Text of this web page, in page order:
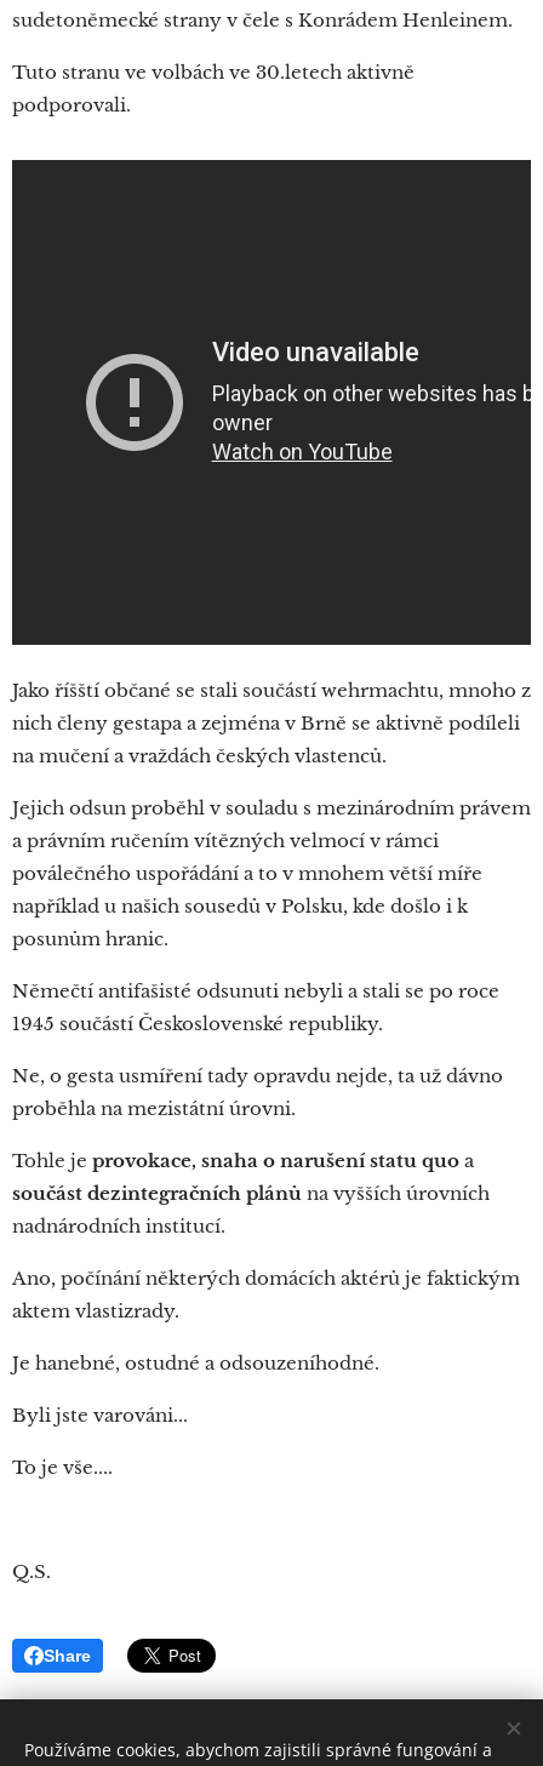
sudetoněmecké strany v čele s Konrádem Henleinem.
Tuto stranu ve volbách ve 30.letech aktivně
podporovali.
Jako říšští občané se stali součástí wehrmachtu, mnoho z
nich členy gestapa a zejména v Brně se aktivně podíleli
na mučení a vraždách českých vlastenců.
Jejich odsun proběhl v souladu s mezinárodním právem
a právním ručením vítězných velmocí v rámci
poválečného uspořádání a to v mnohem větší míře
například u našich sousedů v Polsku, kde došlo i k
posunům hranic.
Němečtí antifašisté odsunuti nebyli a stali se po roce
1945 součástí Československé republiky.
Ne, o gesta usmíření tady opravdu nejde, ta už dávno
proběhla na mezistátní úrovni.
Tohle je provokace, snaha o narušení statu quo a
součást dezintegračních plánů na vyšších úrovních
nadnárodních institucí.
Ano, počínání některých domácích aktérů je faktickým
aktem vlastizrady.
Je hanebné, ostudné a odsouzeníhodné.
Byli jste varováni...
To je vše....
Q.S.
Share
Používáme cookies, abychom zajistili správné fungování a